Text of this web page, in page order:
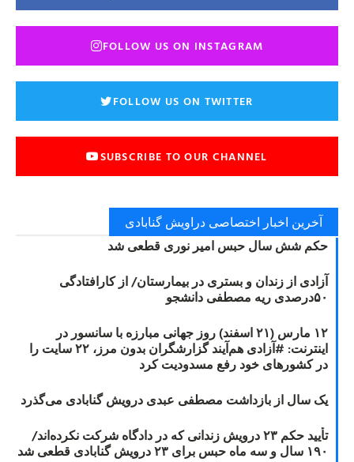
FOLLOW US ON INSTAGRAM
FOLLOW US ON TWITTER
SUBSCRIBE TO OUR CHANNEL
آخرین اخبار اختصاصی دراویش گنابادی
حکم شش سال حبس امیر نوری قطعی شد
آزادی از زندان و بستری در بیمارستان/ از کارافتادگی
۵۰درصدی ریه مصطفی دانشجو
۱۲ مارس (۲۱ اسفند) روز جهانی مبارزه با سانسور در
اینترنت: #آزادی هم‌آیند گزارشگران‌ بدون مرز، ۲۲ سایت را
در کشورهای خود رفع مسدودیت کرد
یک سال از بازداشت مصطفی عبدی درویش گنابادی می‌گذرد
تأیید حکم ۲۳ درویش زندانی که در دادگاه شرکت نکرده‌اند/
۱۹۰ سال و سه ماه حبس برای ۲۳ درویش گنابادی قطعی شد